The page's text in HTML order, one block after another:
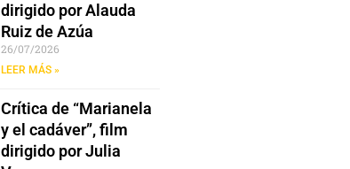
dirigido por Alauda
Ruiz de Azúa
26/07/2026
LEER MÁS »
Crítica de “Marianela
y el cadáver”, film
dirigido por Julia